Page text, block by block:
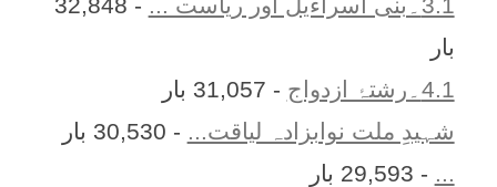
بار
4.1۔رشتۂ ازدواج
- 31,057 بار
شہیدِ ملت نوابزادہ لیاقت... - 30,530 بار
... - 29,593 بار